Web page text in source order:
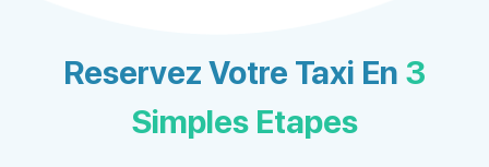
Reservez Votre Taxi En 3
Simples Etapes